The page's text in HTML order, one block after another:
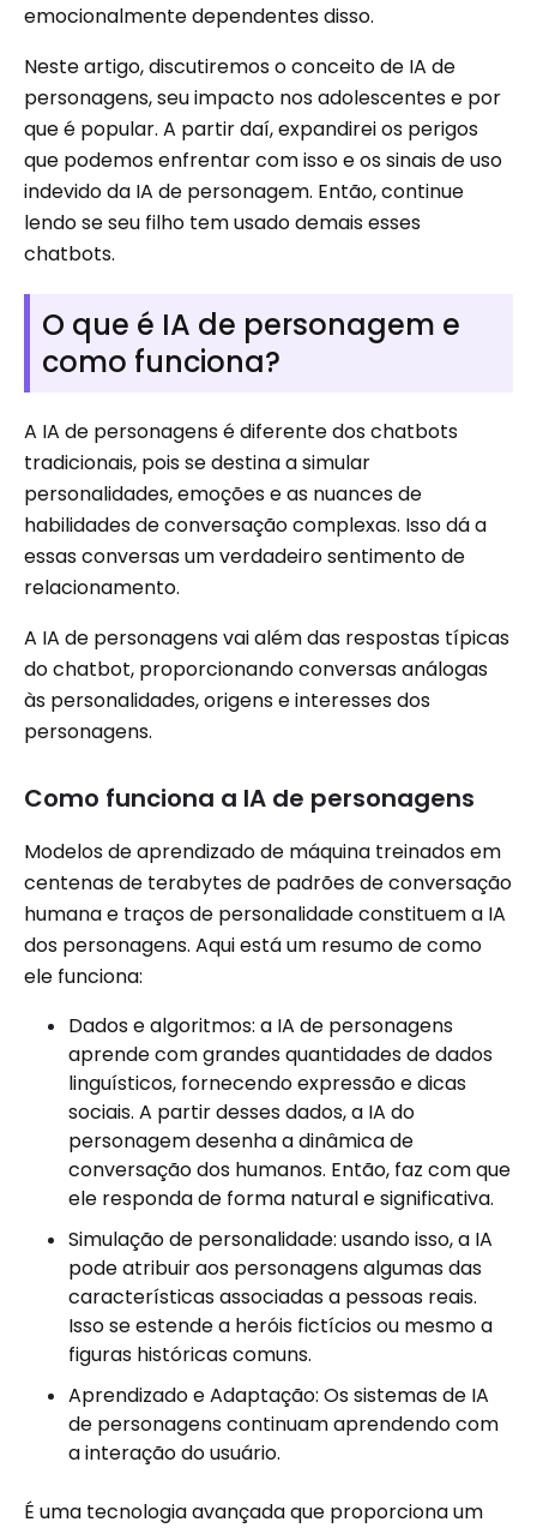
emocionalmente dependentes disso.
Neste artigo, discutiremos o conceito de IA de
personagens, seu impacto nos adolescentes e por
que é popular. A partir daí, expandirei os perigos
que podemos enfrentar com isso e os sinais de uso
indevido da IA ​​de personagem. Então, continue
lendo se seu filho tem usado demais esses
chatbots.
O que é IA de personagem e
como funciona?
A IA de personagens é diferente dos chatbots
tradicionais, pois se destina a simular
personalidades, emoções e as nuances de
habilidades de conversação complexas. Isso dá a
essas conversas um verdadeiro sentimento de
relacionamento.
A IA de personagens vai além das respostas típicas
do chatbot, proporcionando conversas análogas
às personalidades, origens e interesses dos
personagens.
Como funciona a IA de personagens
Modelos de aprendizado de máquina treinados em
centenas de terabytes de padrões de conversação
humana e traços de personalidade constituem a IA
dos personagens. Aqui está um resumo de como
ele funciona:
Dados e algoritmos: a IA de personagens
aprende com grandes quantidades de dados
linguísticos, fornecendo expressão e dicas
sociais. A partir desses dados, a IA do
personagem desenha a dinâmica de
conversação dos humanos. Então, faz com que
ele responda de forma natural e significativa.
Simulação de personalidade: usando isso, a IA
pode atribuir aos personagens algumas das
características associadas a pessoas reais.
Isso se estende a heróis fictícios ou mesmo a
figuras históricas comuns.
Aprendizado e Adaptação: Os sistemas de IA
de personagens continuam aprendendo com
a interação do usuário.
É uma tecnologia avançada que proporciona um